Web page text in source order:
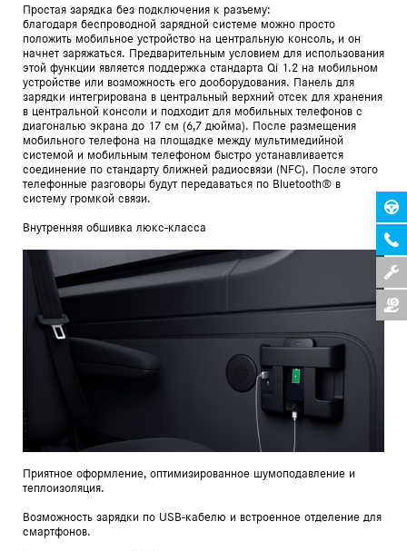
Простая зарядка без подключения к разъему:
благодаря беспроводной зарядной системе можно просто
положить мобильное устройство на центральную консоль, и он
начнет заряжаться. Предварительным условием для использования
этой функции является поддержка стандарта Qi 1.2 на мобильном
устройстве или возможность его дооборудования. Панель для
зарядки интегрирована в центральный верхний отсек для хранения
в центральной консоли и подходит для мобильных телефонов с
диагональю экрана до 17 см (6,7 дюйма). После размещения
мобильного телефона на площадке между мультимедийной
системой и мобильным телефоном быстро устанавливается
соединение по стандарту ближней радиосвязи (NFC). После этого
телефонные разговоры будут передаваться по Bluetooth® в
систему громкой связи.
Внутренняя обшивка люкс-класса
Приятное оформление, оптимизированное шумоподавление и
теплоизоляция.
Возможность зарядки по USB-кабелю и встроенное отделение для
смартфонов.